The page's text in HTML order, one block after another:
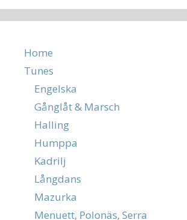
Home
Tunes
Engelska
Gånglåt & Marsch
Halling
Humppa
Kadrilj
Långdans
Mazurka
Menuett, Polonäs, Serra